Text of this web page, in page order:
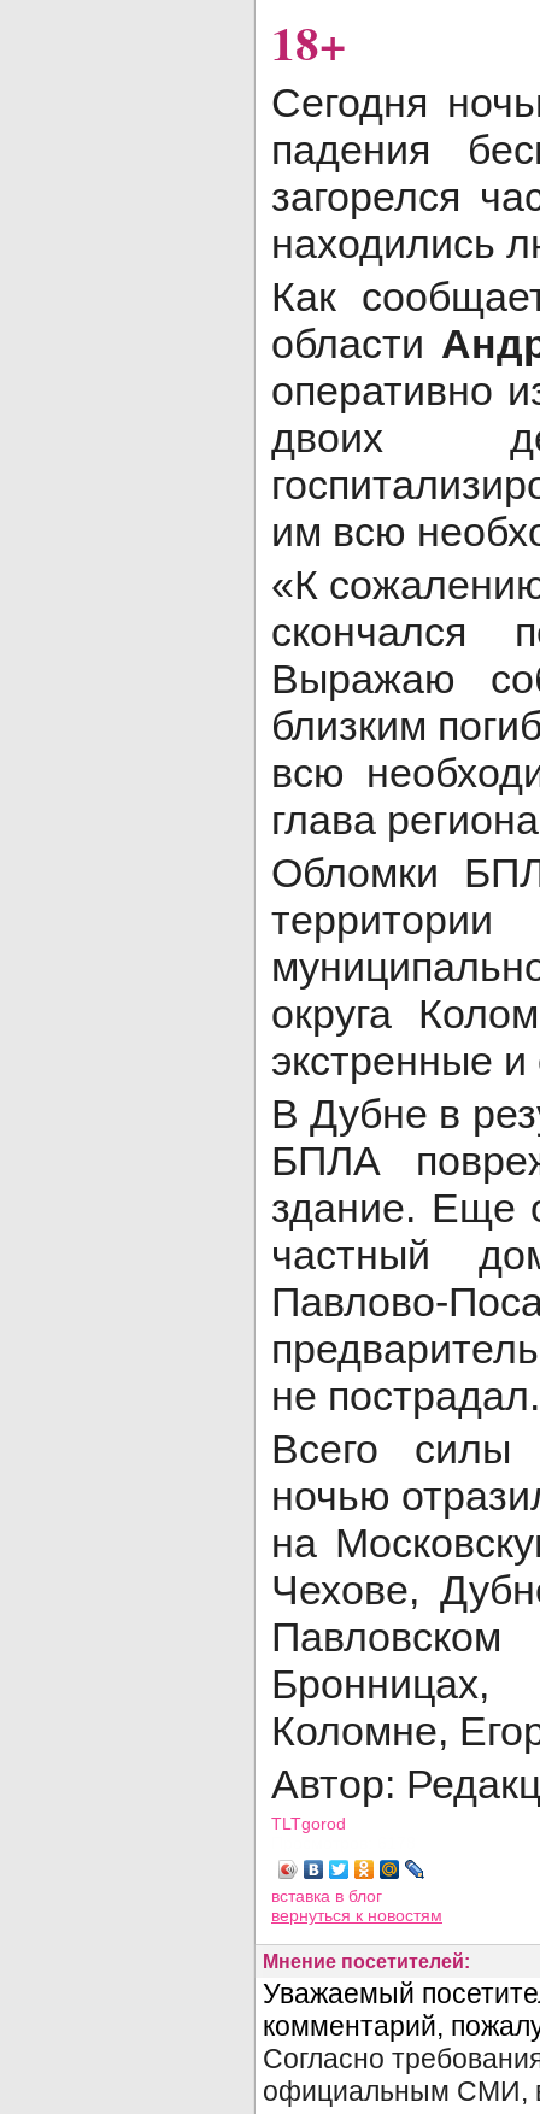
18+
Сегодня
падения
загорелся
находились
Как
области
оперативно
двоих
им всю
«К
скончался
Выражаю
близким
всю
глава
Обломки
округа
экстренные
В Дубне в
БПЛА
здание. Еще
частный
Павлово-
не пострадал.
Всего
ночью
на
Чехове,
Коломне,
Автор:
TLTgorod
вставка в блог
вернуться к новостям
Мнение посетителей: